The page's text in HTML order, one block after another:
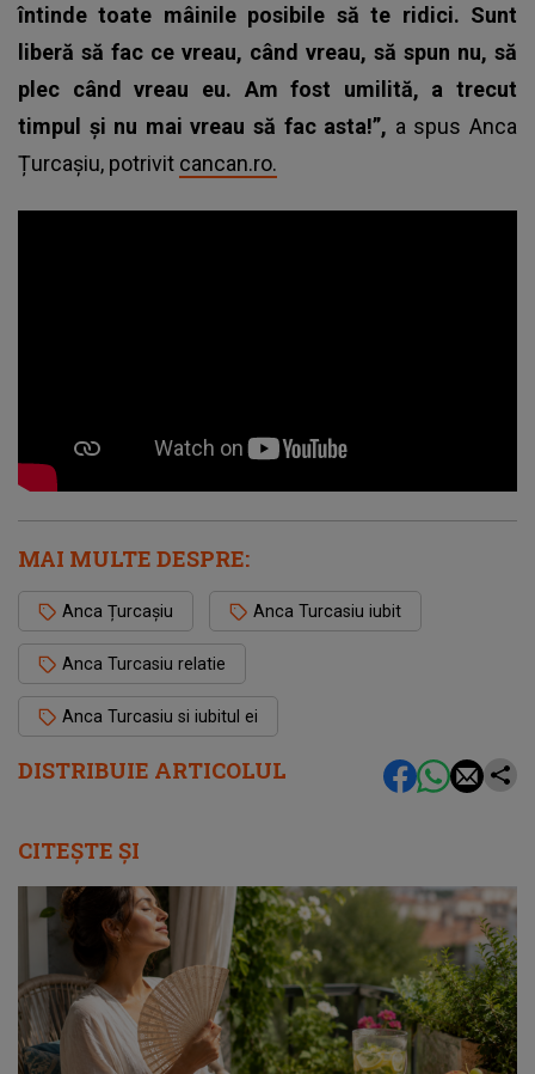
DISTRIBUIE ARTICOLUL
întinde toate mâinile posibile să te ridici. Sunt
liberă să fac ce vreau, când vreau, să spun nu, să
plec când vreau eu. Am fost umilită, a trecut
timpul și nu mai vreau să fac asta!”, a spus Anca
Țurcașiu, potrivit cancan.ro.
MAI MULTE DESPRE:
Anca Țurcașiu Anca Turcasiu iubit
Anca Turcasiu relatie
Anca Turcasiu si iubitul ei
CITEȘTE ȘI